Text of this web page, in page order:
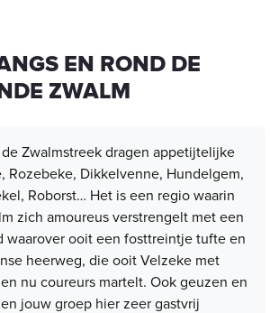
EN ROND DE
ZWALM
Zwalmstreek dragen appetijtelijke
Rozebeke, Dikkelvenne, Hundelgem,
Roborst… Het is een regio waarin
zich amoureus verstrengelt met een
waarover ooit een fosttreintje tufte en
heerweg, die ooit Velzeke met
nu coureurs martelt. Ook geuzen en
jouw groep hier zeer gastvrij